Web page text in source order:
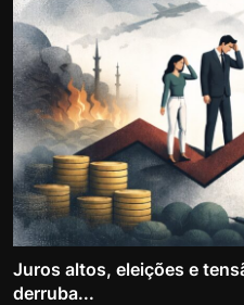
Juros altos, eleições e
derruba...